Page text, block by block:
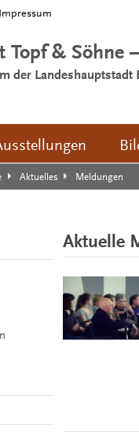
Impressum
Topf & Söhne
der Landeshauptstadt
Aktuelles Meldungen
Aktuelle